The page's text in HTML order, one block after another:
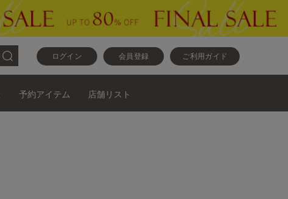
ログイン 会員登録 ご利用ガイド
予約アイテム 店舗リスト